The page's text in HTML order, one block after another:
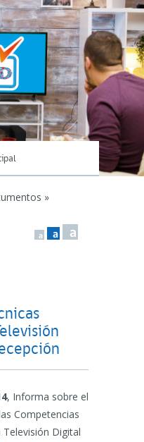
»
a a a
, Informa sobre el
Competencias
Televisión Digital